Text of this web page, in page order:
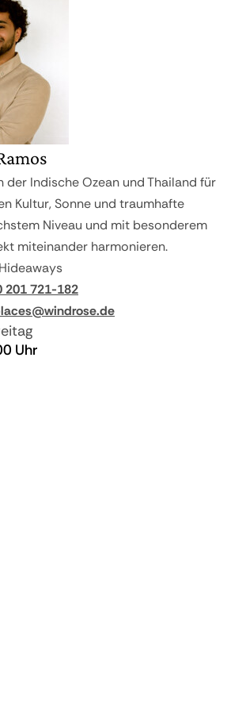
der Indische Ozean und Thailand für
Kultur, Sonne und traumhafte
Niveau und mit besonderem
miteinander harmonieren.
201 721-182
Uhr